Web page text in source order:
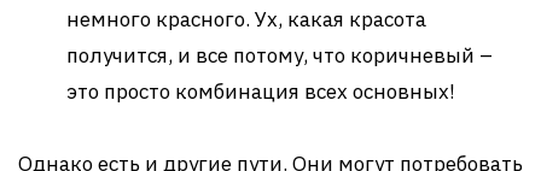
немного красного. Ух, какая красота
получится, и все потому, что коричневый –
это просто комбинация всех основных!
Однако есть и другие пути. Они могут потребовать